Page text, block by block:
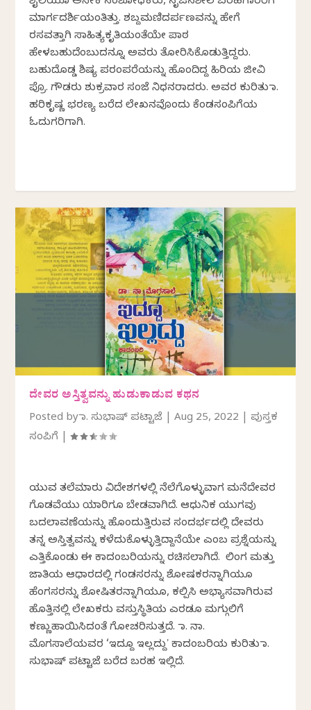
ಮಾರ್ಗದರ್ಶಿಯಂತಿತ್ತು. ಶಬ್ದಮಣಿದರ್ಪಣವನ್ನು ಹೇಗೆ
ರಸವತ್ತಾಗಿ ಸಾಹಿತ್ಯಕೃತಿಯಂತೆಯೇ ಪಾಠ
ಹೇಳಬಹುದೆಂಬುದನ್ನೂ ಅವರು ತೋರಿಸಿಕೊಡುತ್ತಿದ್ದರು.
ಬಹುದೊಡ್ಡ ಶಿಷ್ಯ ಪರಂಪರೆಯನ್ನು ಹೊಂದಿದ್ದ ಹಿರಿಯ ಜೀವಿ
ಪ್ರೊ. ಗೌಡರು ಶುಕ್ರವಾರ ಸಂಜೆ ನಿಧನರಾದರು. ಅವರ ಕುರಿತು ಡಾ.
ಹರಿಕೃಷ್ಣ ಭರಣ್ಯ ಬರೆದ ಲೇಖನವೊಂದು ಕೆಂಡಸಂಪಿಗೆಯ
ಓದುಗರಿಗಾಗಿ.
ದೇವರ ಅಸ್ತಿತ್ವವನ್ನು ಹುಡುಕಾಡುವ ಕಥನ
Posted byಡಾ. ಸುಭಾಷ್ ಪಟ್ಟಾಜೆ |Aug 25, 2022 |ಪುಸ್ತಕ
ಸಂಪಿಗೆ |
ಯುವ ತಲೆಮಾರು ವಿದೇಶಗಳಲ್ಲಿ ನೆಲೆಗೊಳ್ಳುವಾಗ ಮನೆದೇವರ
ಗೊಡವೆಯು ಯಾರಿಗೂ ಬೇಡವಾಗಿದೆ. ಆಧುನಿಕ ಯುಗವು
ಬದಲಾವಣೆಯನ್ನು ಹೊಂದುತ್ತಿರುವ ಸಂದರ್ಭದಲ್ಲಿ ದೇವರು
ತನ್ನ ಅಸ್ತಿತ್ವವನ್ನು ಕಳೆದುಕೊಳ್ಳುತ್ತಿದ್ದಾನೆಯೇ ಎಂಬ ಪ್ರಶ್ನೆಯನ್ನು
ಎತ್ತಿಕೊಂಡು ಈ ಕಾದಂಬರಿಯನ್ನು ರಚಿಸಲಾಗಿದೆ. ಲಿಂಗ ಮತ್ತು
ಜಾತಿಯ ಆಧಾರದಲ್ಲಿ ಗಂಡಸರನ್ನು ಶೋಷಕರನ್ನಾಗಿಯೂ
ಹೆಂಗಸರನ್ನು ಶೋಷಿತರನ್ನಾಗಿಯೂ, ಕಲ್ಪಿಸಿ ಅಭ್ಯಾಸವಾಗಿರುವ
ಹೊತ್ತಿನಲ್ಲಿ ಲೇಖಕರು ವಸ್ತುಸ್ಥಿತಿಯ ಎರಡೂ ಮಗ್ಗುಲಿಗೆ
ಕಣ್ಣುಹಾಯಿಸಿದಂತೆ ಗೋಚರಿಸುತ್ತದೆ. ಡಾ. ನಾ.
ಮೊಗಸಾಲೆಯವರ ‘ಇದ್ದೂ ಇಲ್ಲದ್ದುʼ ಕಾದಂಬರಿಯ ಕುರಿತು ಡಾ.
ಸುಭಾಷ್ ಪಟ್ಟಾಜೆ ಬರೆದ ಬರಹ ಇಲ್ಲಿದೆ.